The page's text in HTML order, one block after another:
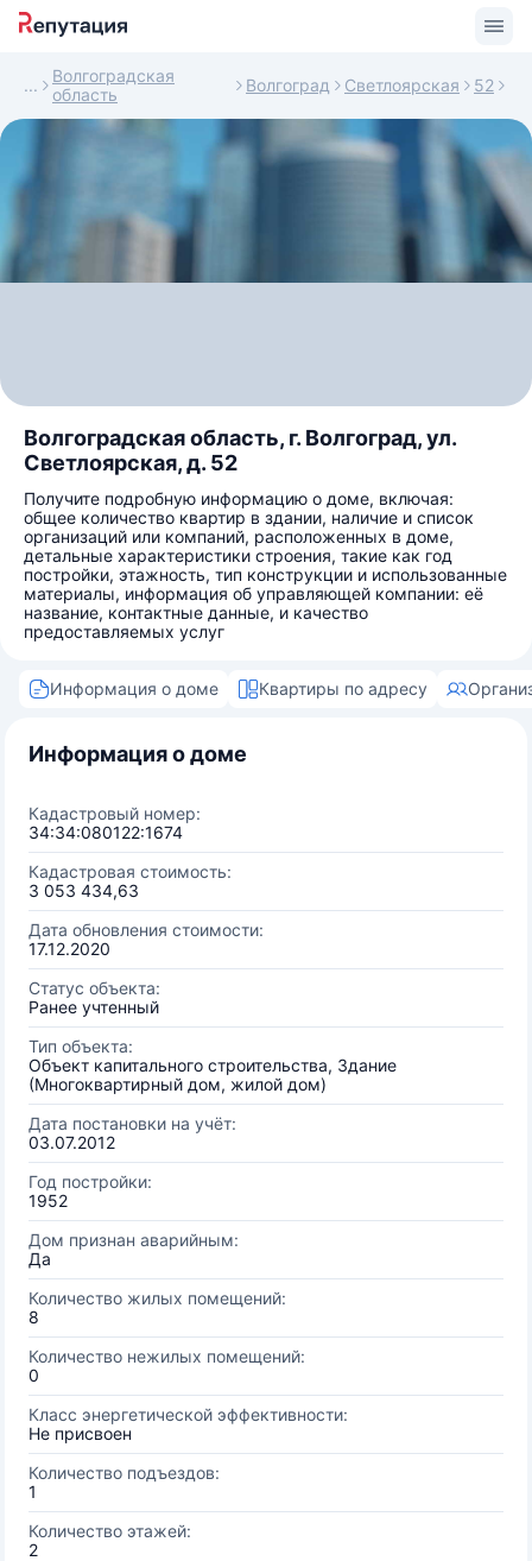
Волгоградская
область
Волгоград Светлоярская 52
Волгоградская область, г. Волгоград, ул.
Светлоярская, д. 52
Получите подробную информацию о доме, включая:
общее количество квартир в здании, наличие и список
организаций или компаний, расположенных в доме,
детальные характеристики строения, такие как год
постройки, этажность, тип конструкции и использованные
материалы, информация об управляющей компании: её
название, контактные данные, и качество
предоставляемых услуг
Информация о доме Квартиры по адресу
Информация о доме
Кадастровый номер:
34:34:080122:1674
Кадастровая стоимость:
3 053 434,63
Дата обновления стоимости:
17.12.2020
Статус объекта:
Ранее учтенный
Тип объекта:
Объект капитального строительства, Здание
(Многоквартирный дом, жилой дом)
Дата постановки на учёт:
03.07.2012
Год постройки:
1952
Дом признан аварийным:
Да
Количество жилых помещений:
8
Количество нежилых помещений:
0
Класс энергетической эффективности:
Не присвоен
Количество подъездов:
1
Количество этажей:
2